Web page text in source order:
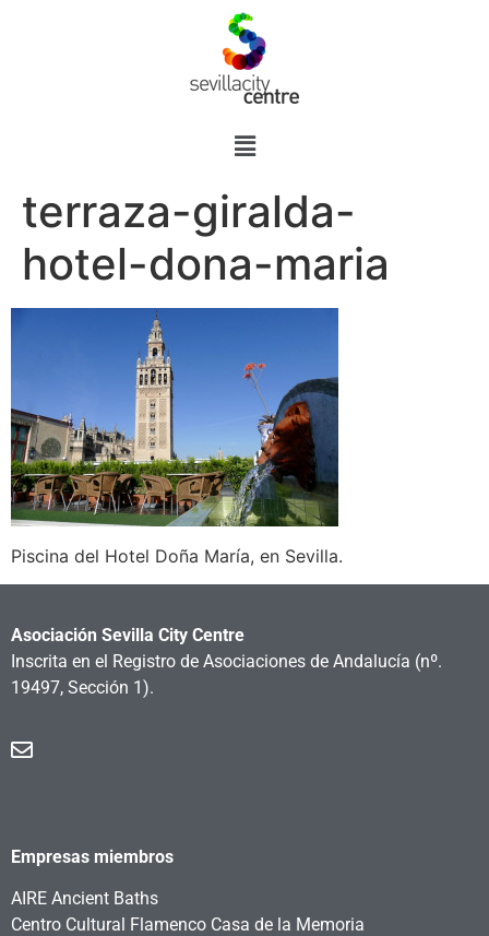
terraza-giralda-
hotel-dona-maria
Piscina del Hotel Doña María, en Sevilla.
Asociación Sevilla City Centre
Inscrita en el Registro de Asociaciones de Andalucía (nº.
19497, Sección 1).
Empresas miembros
AIRE Ancient Baths
Centro Cultural Flamenco Casa de la Memoria